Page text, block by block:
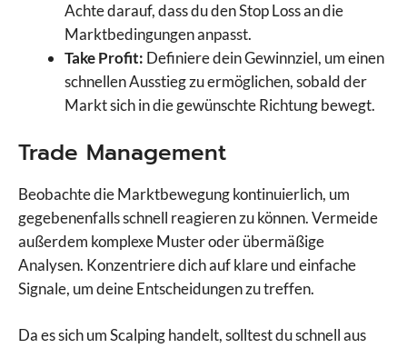
Achte darauf, dass du den Stop Loss an die
Marktbedingungen anpasst.
Take Profit: Definiere dein Gewinnziel, um einen
schnellen Ausstieg zu ermöglichen, sobald der
Markt sich in die gewünschte Richtung bewegt.
Trade Management
Beobachte die Marktbewegung kontinuierlich, um
gegebenenfalls schnell reagieren zu können. Vermeide
außerdem komplexe Muster oder übermäßige
Analysen. Konzentriere dich auf klare und einfache
Signale, um deine Entscheidungen zu treffen.
Da es sich um Scalping handelt, solltest du schnell aus